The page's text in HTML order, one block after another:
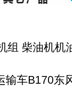
组 柴油机机
输车B170东